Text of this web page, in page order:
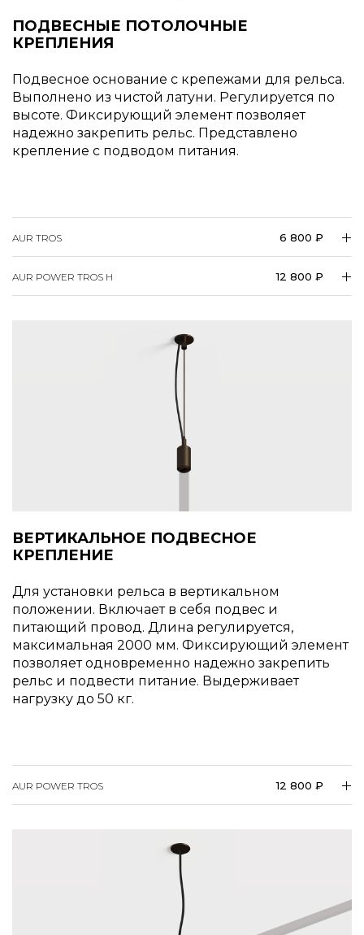
КРЕПЛЕНИЯ
Выполнено из чистой латуни. Регулируется по
высоте. Фиксирующий элемент позволяет
надежно закрепить рельс. Представлено
крепление с подводом питания.
AUR TROS 6 800 ₽
AUR POWER TROS H 12 800 ₽
КРЕПЛЕНИЕ
положении. Включает в себя подвес и
питающий провод. Длина регулируется,
максимальная 2000 мм. Фиксирующий элемент
позволяет одновременно надежно закрепить
рельс и подвести питание. Выдерживает
нагрузку до 50 кг.
AUR POWER TROS 12 800 ₽